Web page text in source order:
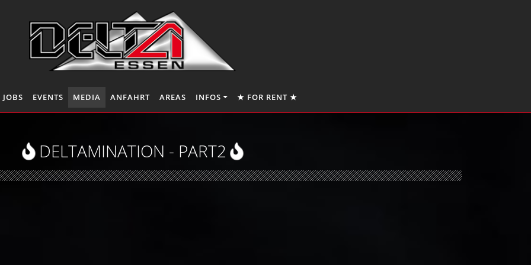
JOBS EVENTS MEDIA ANFAHRT AREAS INFOS ★ FOR RENT ★
DELTAMINATION - PART2